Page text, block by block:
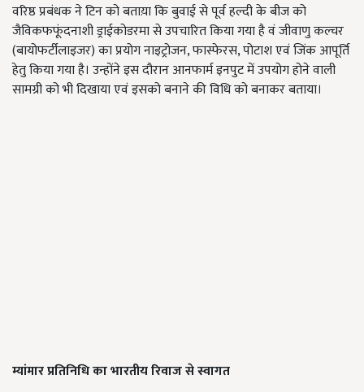
वरिष्ठ प्रबंधक ने टिन को बताय़ा कि बुवाई से पूर्व हल्दी के बीज को
जैविकफफूंदनाशी ड्राईकोडरमा से उपचारित किया गया है वं जीवाणु कल्चर
(बायोफर्टीलाइजर) का प्रयोग नाइट्रोजन, फास्फेरस, पोटाश एवं जिंक आपूर्ति
हेतु किया गया है। उन्होंने इस दौरान आनफार्म इनपुट में उपयोग होने वाली
सामग्री को भी दिखाया एवं इसको बनाने की विधि को बनाकर बताया।
म्यांमार प्रतिनिधि का भारतीय रिवाज से स्वागत